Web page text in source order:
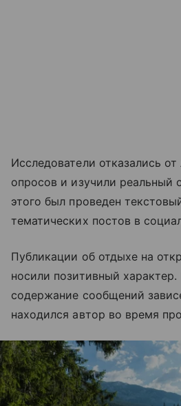
Исследователи отказались
опросов и изучили реальный
этого был проведен
тематических постов в
Публикации об отдыхе на
носили позитивный
содержание сообщений
находился автор во время